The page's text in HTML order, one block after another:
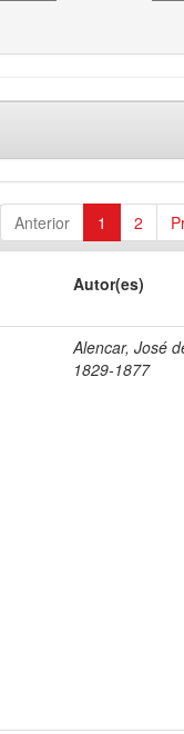
Anterior 1 2
Autor(es)
Alencar, José
1829-1877